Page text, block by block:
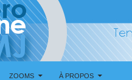
ZOOMS À PROPOS